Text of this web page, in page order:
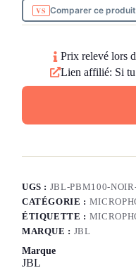
Comparer ce produit
Prix relevé lors
Lien affilié: Si tu
UGS : JBL-PBM100-
CATÉGORIE :
ÉTIQUETTE :
MARQUE : JBL
Marque
JBL